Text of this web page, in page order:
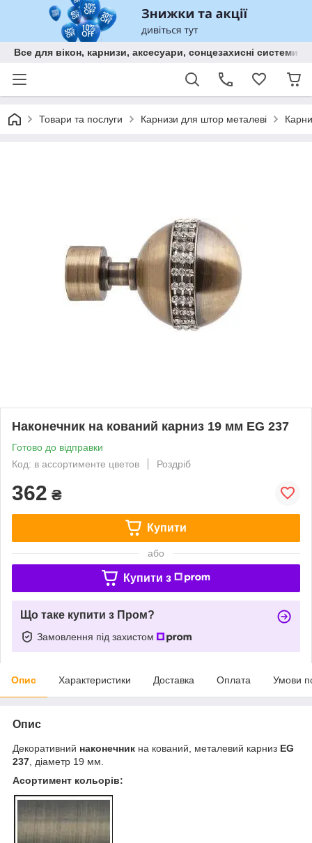
Все для вікон, карнизи, аксесуари, сонцезахисні
Товари та послуги Карнизи для штор металеві
Наконечник на кований карниз 19 мм EG 237
Готово до відправки
Код: в ассортименте цветов
Роздріб
362 ₴
Купити
або
Купити з
Що таке купити з Пром?
Замовлення під захистом
Опис Характеристики Доставка Оплата Умови
Опис
Декоративний наконечник на кований, металевий карниз EG
237 , діаметр 19 мм.
Асортимент кольорів: